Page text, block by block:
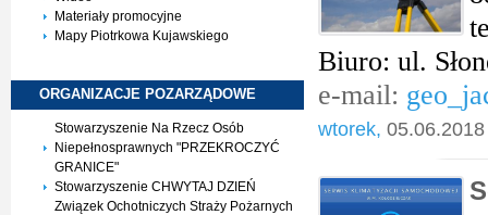
Materiały promocyjne
Mapy Piotrkowa Kujawskiego
ORGANIZACJE POZARZĄDOWE
Stowarzyszenie Na Rzecz Osób
Niepełnosprawnych "PRZEKROCZYĆ
GRANICE"
Stowarzyszenie CHWYTAJ DZIEŃ
Związek Ochotniczych Straży Pożarnych
Biuro: ul.
e-mail:
wtorek,